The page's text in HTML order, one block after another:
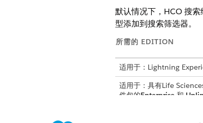
默认情况下，HCO 搜
型添加到搜索筛选器。
所需的 EDITION
适用于：Lightning
适用于：具有Life
件包的Enterprise 和